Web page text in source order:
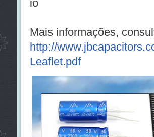
io
Mais informações,
http://
Leaflet.pdf